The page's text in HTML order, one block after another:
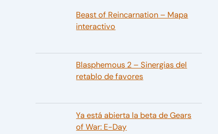
Beast of Reincarnation – Mapa
interactivo
Blasphemous 2 – Sinergias del
retablo de favores
Ya está abierta la beta de Gears
of War: E-Day